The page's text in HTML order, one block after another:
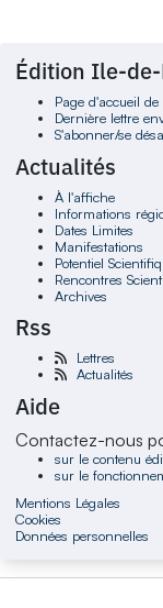
Édition Ile-
Page d'accueil
Dernière lettre
S'abonner/se
Actualités
À l'affiche
Informations
Dates Limites
Manifestations
Potentiel
Rencontres
Archives
Rss
Lettres
Actualités
Aide
Contactez-nous
sur le contenu
sur le
Mentions Légales
Cookies
Données personnelles